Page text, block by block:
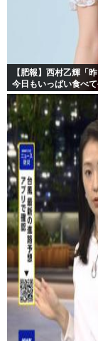
【肥報】西村乙輝「
今日もいっぱい食べて